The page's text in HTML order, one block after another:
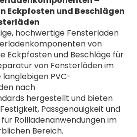
Eckpfosten und Beschlägen
hochwertige Fensterläden
von
Eckpfosten und Beschläge für
von Fensterläden im
langlebigen PVC-
nach
hergestellt und bieten
Passgenauigkeit und
Rollladenanwendungen im
Bereich.